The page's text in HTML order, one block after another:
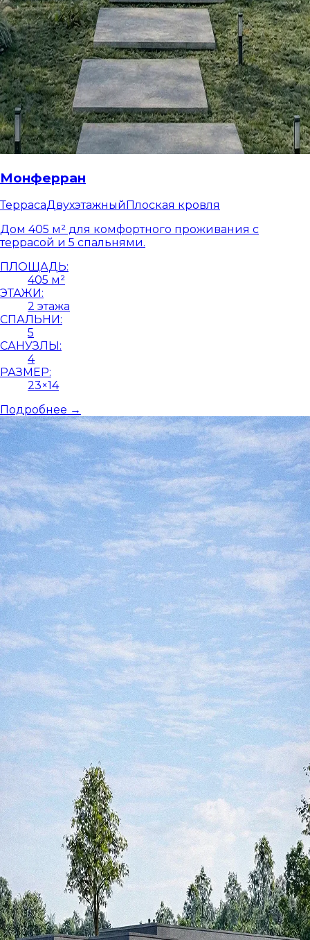
Монферран
ТеррасаДвухэтажный Плоская кровля
Дом 405 м² для комфортного проживания с
террасой и 5 спальнями.
ПЛОЩАДЬ:
405 м²
ЭТАЖИ:
2 этажа
СПАЛЬНИ:
5
САНУЗЛЫ:
4
РАЗМЕР:
23×14
Подробнее →